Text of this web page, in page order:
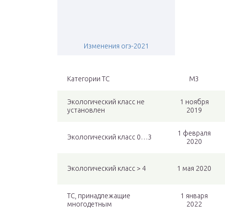
Изменения огэ-2021
Категории ТС M3
Экологический класс не
установлен
1 ноября
2019
Экологический класс 0…3
1 февраля
2020
Экологический класс > 4 1 мая 2020
ТС, принадлежащие
многодетным
1 января
2022